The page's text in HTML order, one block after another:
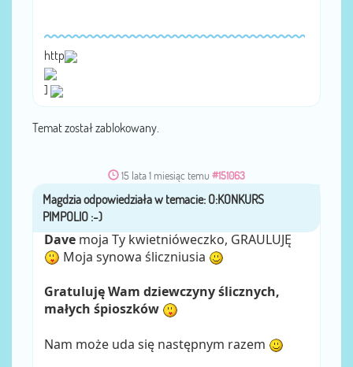
http
]
Temat został zablokowany.
15 lata 1 miesiąc temu #151063
przezMagdzia
Dave moja Ty kwietnióweczko, GRAULUJĘ
Moja synowa śliczniusia
Gratuluję Wam dziewczyny ślicznych,
małych śpioszków
Nam może uda się następnym razem